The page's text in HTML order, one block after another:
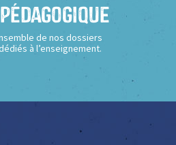
de nos dossiers
à l’enseignement.